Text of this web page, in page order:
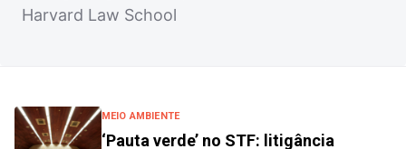
Harvard Law School
MEIO AMBIENTE
‘Pauta verde’ no STF: litigância